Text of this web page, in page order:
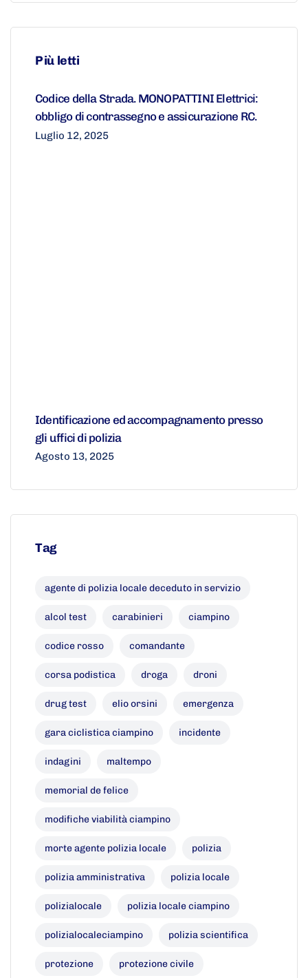
Più letti
Codice della Strada. MONOPATTINI Elettrici:
obbligo di contrassegno e assicurazione RC.
Luglio 12, 2025
Identificazione ed accompagnamento presso
gli uffici di polizia
Agosto 13, 2025
Tag
agente di polizia locale deceduto in servizio
alcol test carabinieri ciampino
codice rosso comandante
corsa podistica droga droni
drug test elio orsini emergenza
gara ciclistica ciampino incidente
indagini maltempo
memorial de felice
modifiche viabilità ciampino
morte agente polizia locale polizia
polizia amministrativa polizia locale
polizialocale polizia locale ciampino
polizialocaleciampino polizia scientifica
protezione protezione civile